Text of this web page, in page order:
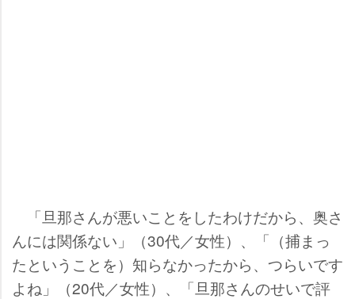
「旦那さんが悪いことをしたわけだから、奥さ
んには関係ない」（30代／女性）、「（捕まっ
たということを）知らなかったから、つらいです
よね」（20代／女性）、「旦那さんのせいで評